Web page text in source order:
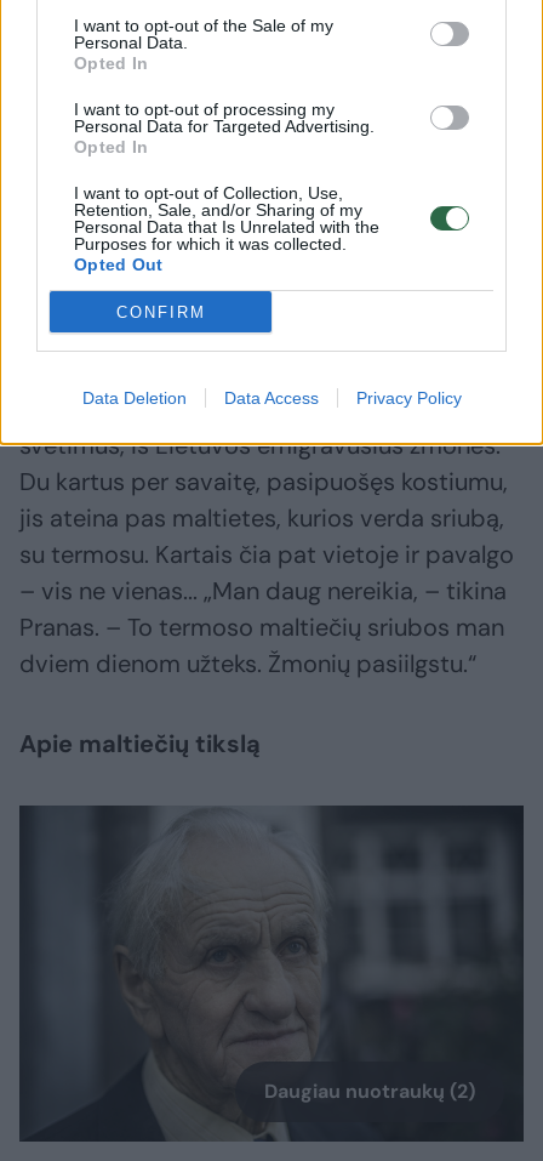
I want to opt-out of the Sale of my
Personal Data.
Opted In
I want to opt-out of processing my
Personal Data for Targeted Advertising.
Opted In
I want to opt-out of Collection, Use,
Retention, Sale, and/or Sharing of my
Personal Data that Is Unrelated with the
Purposes for which it was collected.
Opted Out
CONFIRM
Data Deletion Data Access Privacy Policy
skaudžias motinos, palaidojusios savo vaiką,
emocijas.
Kitas kampanijos herojus – Pranciškus.
Maltiečių globojamam senoliui 85-eri, jo
gyvenimo istorija – liūdna, net tragiška.
Žmona jau mirusi, o vienintelis sūnus dar
visiškai jaunas prieš beveik trisdešimt metų
žuvo. Pranukas, taip jį meiliai vadina Viduklės
Savų namų neturi, gyvena vienas pas
svetimus, iš Lietuvos emigravusius žmones.
Du kartus per savaitę, pasipuošęs kostiumu,
jis ateina pas maltietes, kurios verda sriubą,
su termosu. Kartais čia pat vietoje ir pavalgo
– vis ne vienas... „Man daug nereikia, – tikina
Pranas. – To termoso maltiečių sriubos man
dviem dienom užteks. Žmonių pasiilgstu.“
Apie maltiečių tikslą
Daugiau nuotraukų (2)